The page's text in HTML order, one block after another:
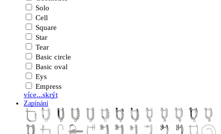
Solo
Cell
Square
Star
Tear
Basic circle
Basic oval
Eys
Empress
více...skrýt
Zapínání